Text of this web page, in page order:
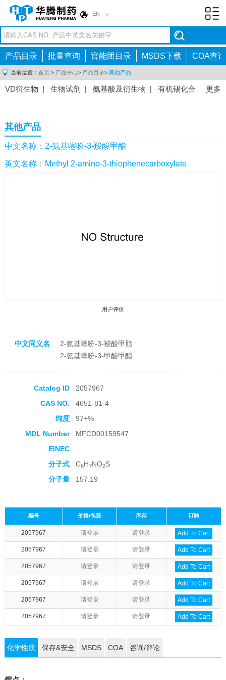
EN
产品目录 批量查询 官能团目录 MSDS下载 COA查询
当前位置： 首页 > 产品中心> 产品目录> 其他产品
更多
VD衍生物 | 生物试剂 | 氨基酸及衍生物 | 有机锡化合
间体|抗高血压药物中间体
感染药物中间体
体 |抗精神病药物中间体 |抗炎药物中间体
药中间体|其他原料药中间体|
其他产品
中文名称：2-氨基噻吩-3-羧酸甲酯
英文名称：Methyl 2-amino-3-thiophenecarboxylate
用户评价
中文同义名
2-氨基噻吩-3-羧酸甲脂
2-氨基噻吩-3-甲酸甲酯
Catalog ID
2057967
CAS NO.
4651-81-4
纯度
97+%
MDL Number
MFCD00159547
EINEC
分子式
C6H7NO2S
分子量
157.19
编号 价格/包装 库存 订购
2057967 请登录 请登录 Add To Cart
2057967 请登录 请登录 Add To Cart
2057967 请登录 请登录 Add To Cart
2057967 请登录 请登录 Add To Cart
2057967 请登录 请登录 Add To Cart
2057967 请登录 请登录 Add To Cart
化学性质 保存&安全 MSDS COA 咨询/评论